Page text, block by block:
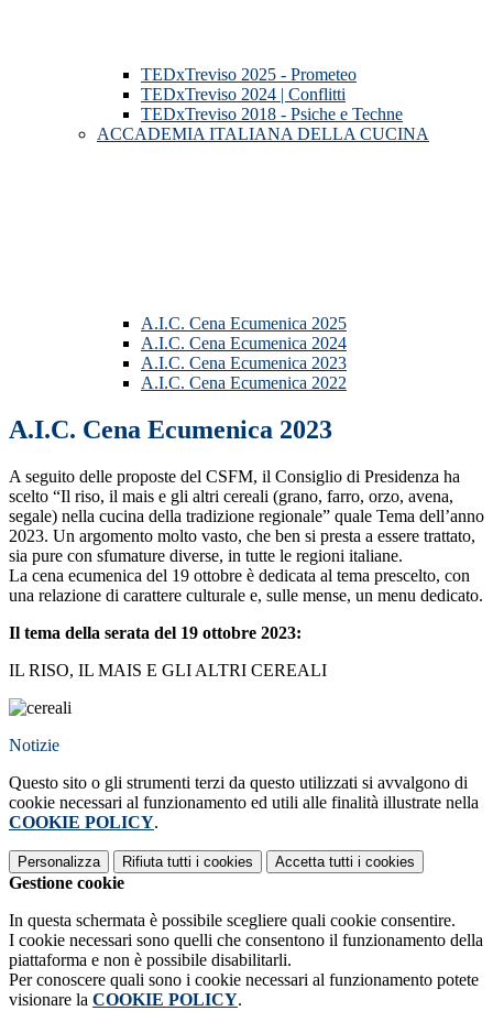
TEDxTreviso 2025 - Prometeo
TEDxTreviso 2024 | Conflitti
TEDxTreviso 2018 - Psiche e Techne
ACCADEMIA ITALIANA DELLA CUCINA
A.I.C. Cena Ecumenica 2025
A.I.C. Cena Ecumenica 2024
A.I.C. Cena Ecumenica 2023
A.I.C. Cena Ecumenica 2022
A.I.C. Cena Ecumenica 2023
A seguito delle proposte del CSFM, il Consiglio di Presidenza ha
scelto “Il riso, il mais e gli altri cereali (grano, farro, orzo, avena,
segale) nella cucina della tradizione regionale” quale Tema dell’anno
2023. Un argomento molto vasto, che ben si presta a essere trattato,
sia pure con sfumature diverse, in tutte le regioni italiane.
La cena ecumenica del 19 ottobre è dedicata al tema prescelto, con
una relazione di carattere culturale e, sulle mense, un menu dedicato.
Il tema della serata del 19 ottobre 2023:
IL RISO, IL MAIS E GLI ALTRI CEREALI
Notizie
Questo sito o gli strumenti terzi da questo utilizzati si avvalgono di
cookie necessari al funzionamento ed utili alle finalità illustrate nella
COOKIE POLICY.
Personalizza Rifiuta tutti i cookies Accetta tutti i cookies
Gestione cookie
In questa schermata è possibile scegliere quali cookie consentire.
I cookie necessari sono quelli che consentono il funzionamento della
piattaforma e non è possibile disabilitarli.
Per conoscere quali sono i cookie necessari al funzionamento potete
visionare la COOKIE POLICY.